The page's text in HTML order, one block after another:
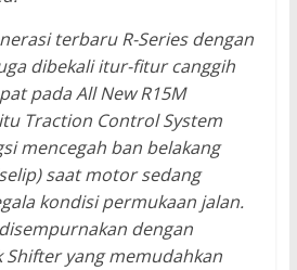
terbaru R-Series dengan
dibekali itur-fitur canggih
pada All New R15M
Traction Control System
mencegah ban belakang
saat motor sedang
kondisi permukaan jalan.
dengan
Shifter yang memudahkan